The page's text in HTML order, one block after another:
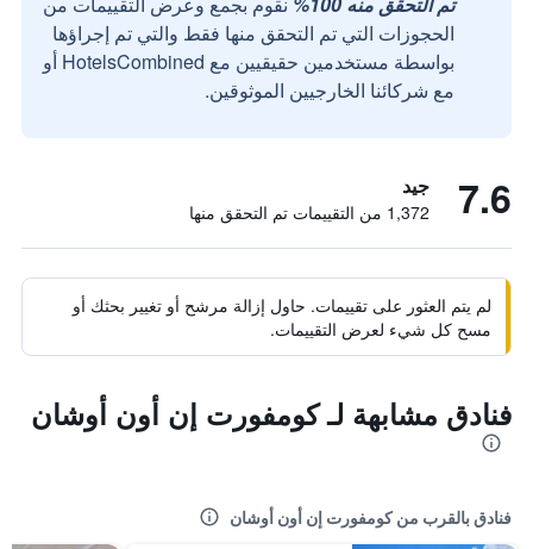
الحجوزات التي تم التحقق منها فقط والتي تم إجراؤها
بواسطة مستخدمين حقيقيين مع HotelsCombined أو
مع شركائنا الخارجيين الموثوقين.
7.6 جيد
1,372 من التقييمات تم التحقق منها
لم يتم العثور على تقييمات. حاول إزالة مرشح أو تغيير بحثك أو
مسح كل شيء لعرض التقييمات.
فنادق مشابهة لـ كومفورت إن أون أوشان
فنادق بالقرب من كومفورت إن أون أوشان